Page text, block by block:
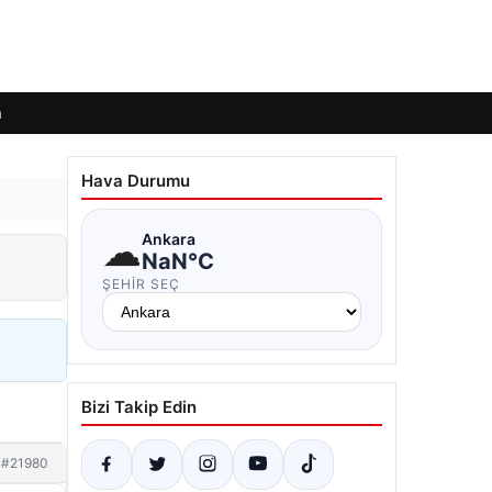
#21980
Hava Durumu
☁Ankara
NaN°C
ŞEHIR SEÇ
Bizi Takip Edin